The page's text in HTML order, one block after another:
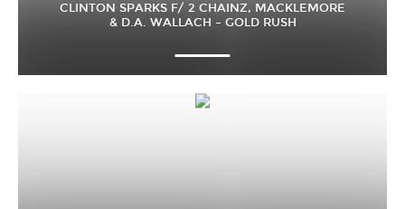
CLINTON SPARKS F/ 2 CHAINZ, MACKLEMORE
& D.A. WALLACH – GOLD RUSH